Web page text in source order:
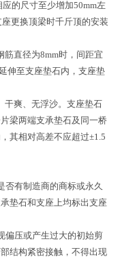
的尺寸至少增加50mm左
更换顶梁时千斤顶的安装
直径为8mm时，间距宜
伸至支座垫石内，支座垫
爽、无浮沙。支座垫石
梁两端支承垫石及同一桥
其相对高差不应超过±1.5
有制造商的商标或永久
垫石和支座上均标出支座
压或产生过大的初始剪
结构紧密接触，不得出现